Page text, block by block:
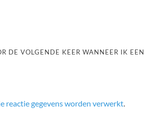
DE VOLGENDE KEER WANNEER IK EEN
reactie gegevens worden verwerkt